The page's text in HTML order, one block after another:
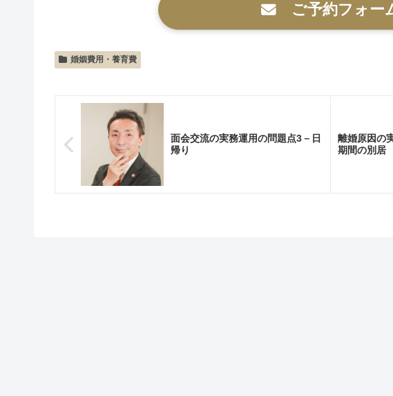
ご予約フォー
婚姻費用・養育費
面会交流の実務運用の問題点3－日
帰り
離婚原因の
期間の別居